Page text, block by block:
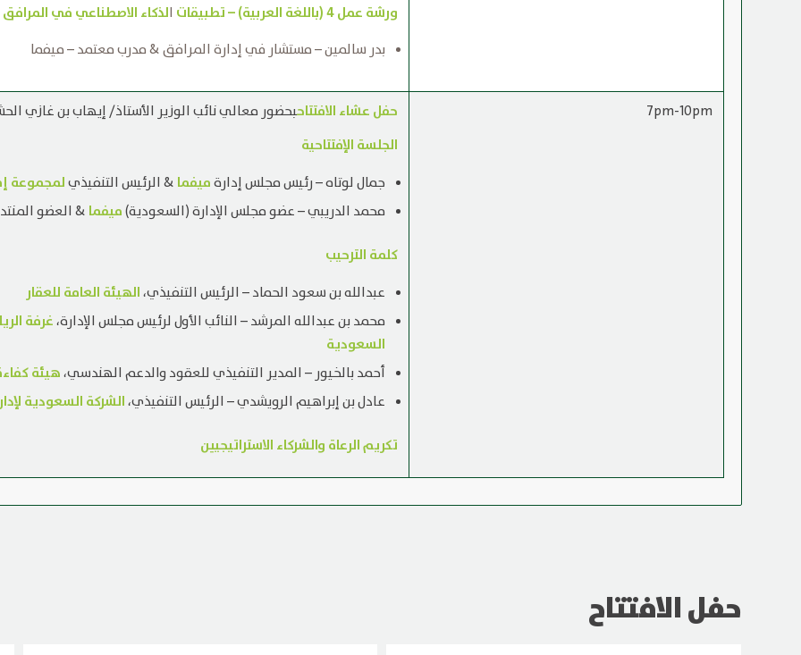
ورشة عمل 4 (باللغة العربية) – تطبيقات الذكاء الاصطناعي في المرافق
بدر سالمين – مستشار في إدارة المرافق & مدرب معتمد – ميفما
7pm-10pm حفل عشاء الافتتاحبحضور معالي نائب الوزير الأستاذ/ إيهاب بن غازي
الجلسة الإفتتاحية
جمال لوتاه – رئيس مجلس إدارةميفما & الرئيس التنفيذيلمجموعة
محمد الدريبي – عضو مجلس الإدارة (السعودية)ميفما & العضو
كلمة الترحيب
عبدالله بن سعود الحماد – الرئيس التنفيذي،الهيئة العامة للعقار
محمد بن عبدالله المرشد – النائب الأول لرئيس مجلس الإدارة،غرفة
السعودية
أحمد بالخيور – المدير التنفيذي للعقود والدعم الهندسي،هيئة
عادل بن إبراهيم الرويشدي – الرئيس التنفيذي،الشركة السعودية
تكريم الرعاة والشركاء الاستراتيجيين
حفل الافتتاح